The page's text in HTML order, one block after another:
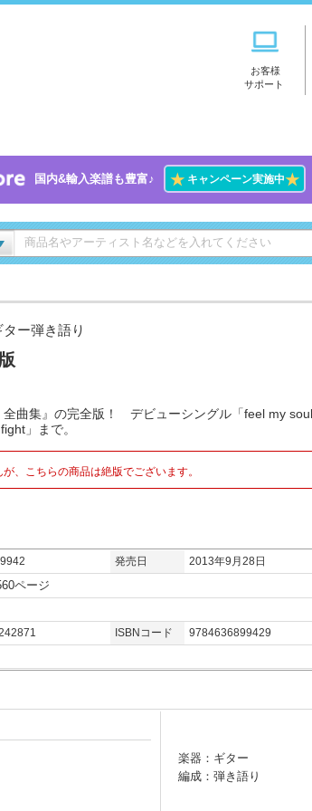
お客様
サポート
国内&輸入楽譜も豊富♪ ★キャンペーン実施中★
ー弾き語り
全曲集』の完全版！ デビューシングル「feel my
」まで。
、こちらの商品は絶版でございます。
発売日
2013年9月28日
ページ
ISBNコード
9784636899429
楽器：ギター
編成：弾き語り